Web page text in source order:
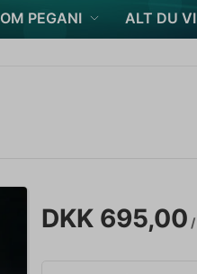
OM PEGANI ALT DU
DKK 695,00